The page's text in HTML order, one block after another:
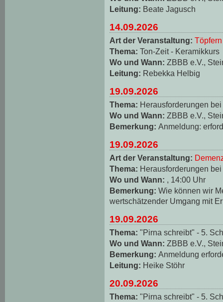
Leitung: Beate Jagusch
14.09.2026
Art der Veranstaltung: Töpfern
Thema: Ton-Zeit - Keramikkurs
Wo und Wann: ZBBB e.V.,
Leitung: Rebekka Helbig
19.09.2026
Thema: Herausforderungen
Wo und Wann: ZBBB e.V.,
Bemerkung: Anmeldung:
19.09.2026
Art der Veranstaltung:
Thema: Herausforderungen
Wo und Wann:
, 14:00 Uhr
Bemerkung: Wie können wir
wertschätzender Umgang mit
19.09.2026
Thema: "Pirna schreibt" - 5.
Wo und Wann: ZBBB e.V.,
Bemerkung: Anmeldung
Leitung: Heike Stöhr
20.09.2026
Thema: "Pirna schreibt" - 5.